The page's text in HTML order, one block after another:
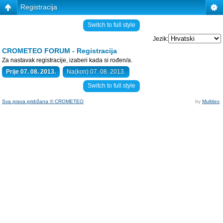
Registracija
Switch to full style
Jezik:
CROMETEO FORUM - Registracija
Za nastavak registracije, izaberi kada si rođen/a.
Prije 07. 08. 2013.
Na(kon) 07. 08. 2013.
Switch to full style
Sva prava pridržana © CROMETEO by Multitex